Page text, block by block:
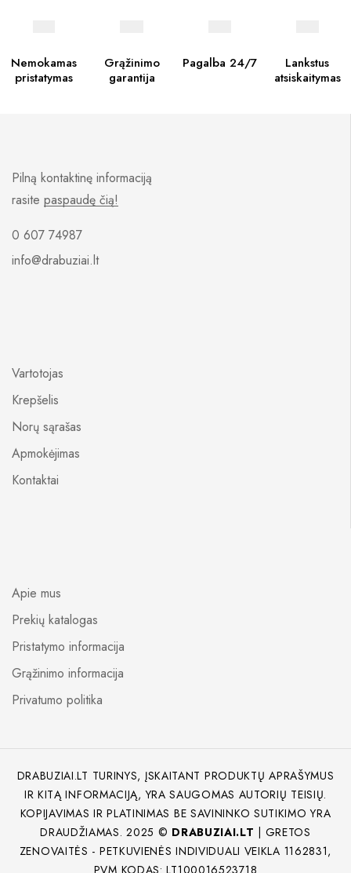
Nemokamas
pristatymas
Grąžinimo
garantija
Pagalba 24/7
Lankstus
atsiskaitymas
Pilną kontaktinę informaciją
rasite paspaudę čią!
0 607 74987
info@drabuziai.lt
Vartotojas
Krepšelis
Norų sąrašas
Apmokėjimas
Kontaktai
Apie mus
Prekių katalogas
Pristatymo informacija
Grąžinimo informacija
Privatumo politika
DRABUZIAI.LT TURINYS, ĮSKAITANT PRODUKTŲ APRAŠYMUS
IR KITĄ INFORMACIJĄ, YRA SAUGOMAS AUTORIŲ TEISIŲ.
KOPIJAVIMAS IR PLATINIMAS BE SAVININKO SUTIKIMO YRA
DRAUDŽIAMAS. 2025 © DRABUZIAI.LT | GRETOS
ZENOVAITĖS - PETKUVIENĖS INDIVIDUALI VEIKLA 1162831,
PVM KODAS: LT100016523718